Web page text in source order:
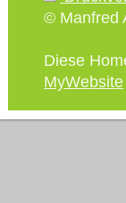
© Manfred
Diese
MyWebsite